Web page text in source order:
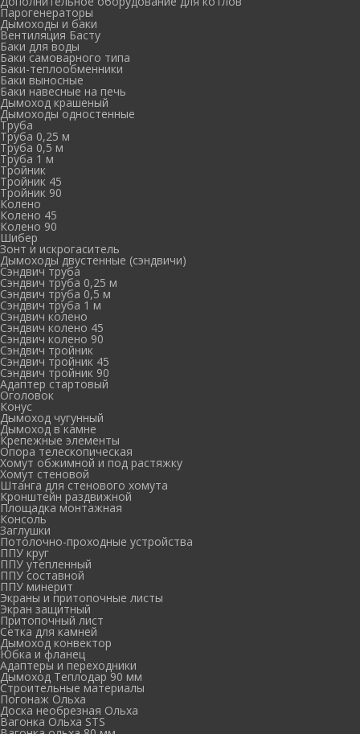
Парогенераторы
Дымоходы и баки
Вентиляция Басту
Баки для воды
Баки самоварного типа
Баки-теплообменники
Баки выносные
Баки навесные на печь
Дымоход крашеный
Дымоходы одностенные
Труба
Труба 0,25 м
Труба 0,5 м
Труба 1 м
Тройник
Тройник 45
Тройник 90
Колено
Колено 45
Колено 90
Шибер
Зонт и искрогаситель
Дымоходы двустенные (сэндвичи)
Сэндвич труба
Сэндвич труба 0,25 м
Сэндвич труба 0,5 м
Сэндвич труба 1 м
Сэндвич колено
Сэндвич колено 45
Сэндвич колено 90
Сэндвич тройник
Сэндвич тройник 45
Сэндвич тройник 90
Адаптер стартовый
Оголовок
Конус
Дымоход чугунный
Дымоход в камне
Крепежные элементы
Опора телескопическая
Хомут обжимной и под растяжку
Хомут стеновой
Штанга для стенового хомута
Кронштейн раздвижной
Площадка монтажная
Консоль
Заглушки
Потолочно-проходные устройства
ППУ круг
ППУ утепленный
ППУ составной
ППУ минерит
Экраны и притопочные листы
Экран защитный
Притопочный лист
Сетка для камней
Дымоход конвектор
Юбка и фланец
Адаптеры и переходники
Дымоход Теплодар 90 мм
Cтроительные материалы
Погонаж Ольха
Доска необрезная Ольха
Вагонка Ольха STS